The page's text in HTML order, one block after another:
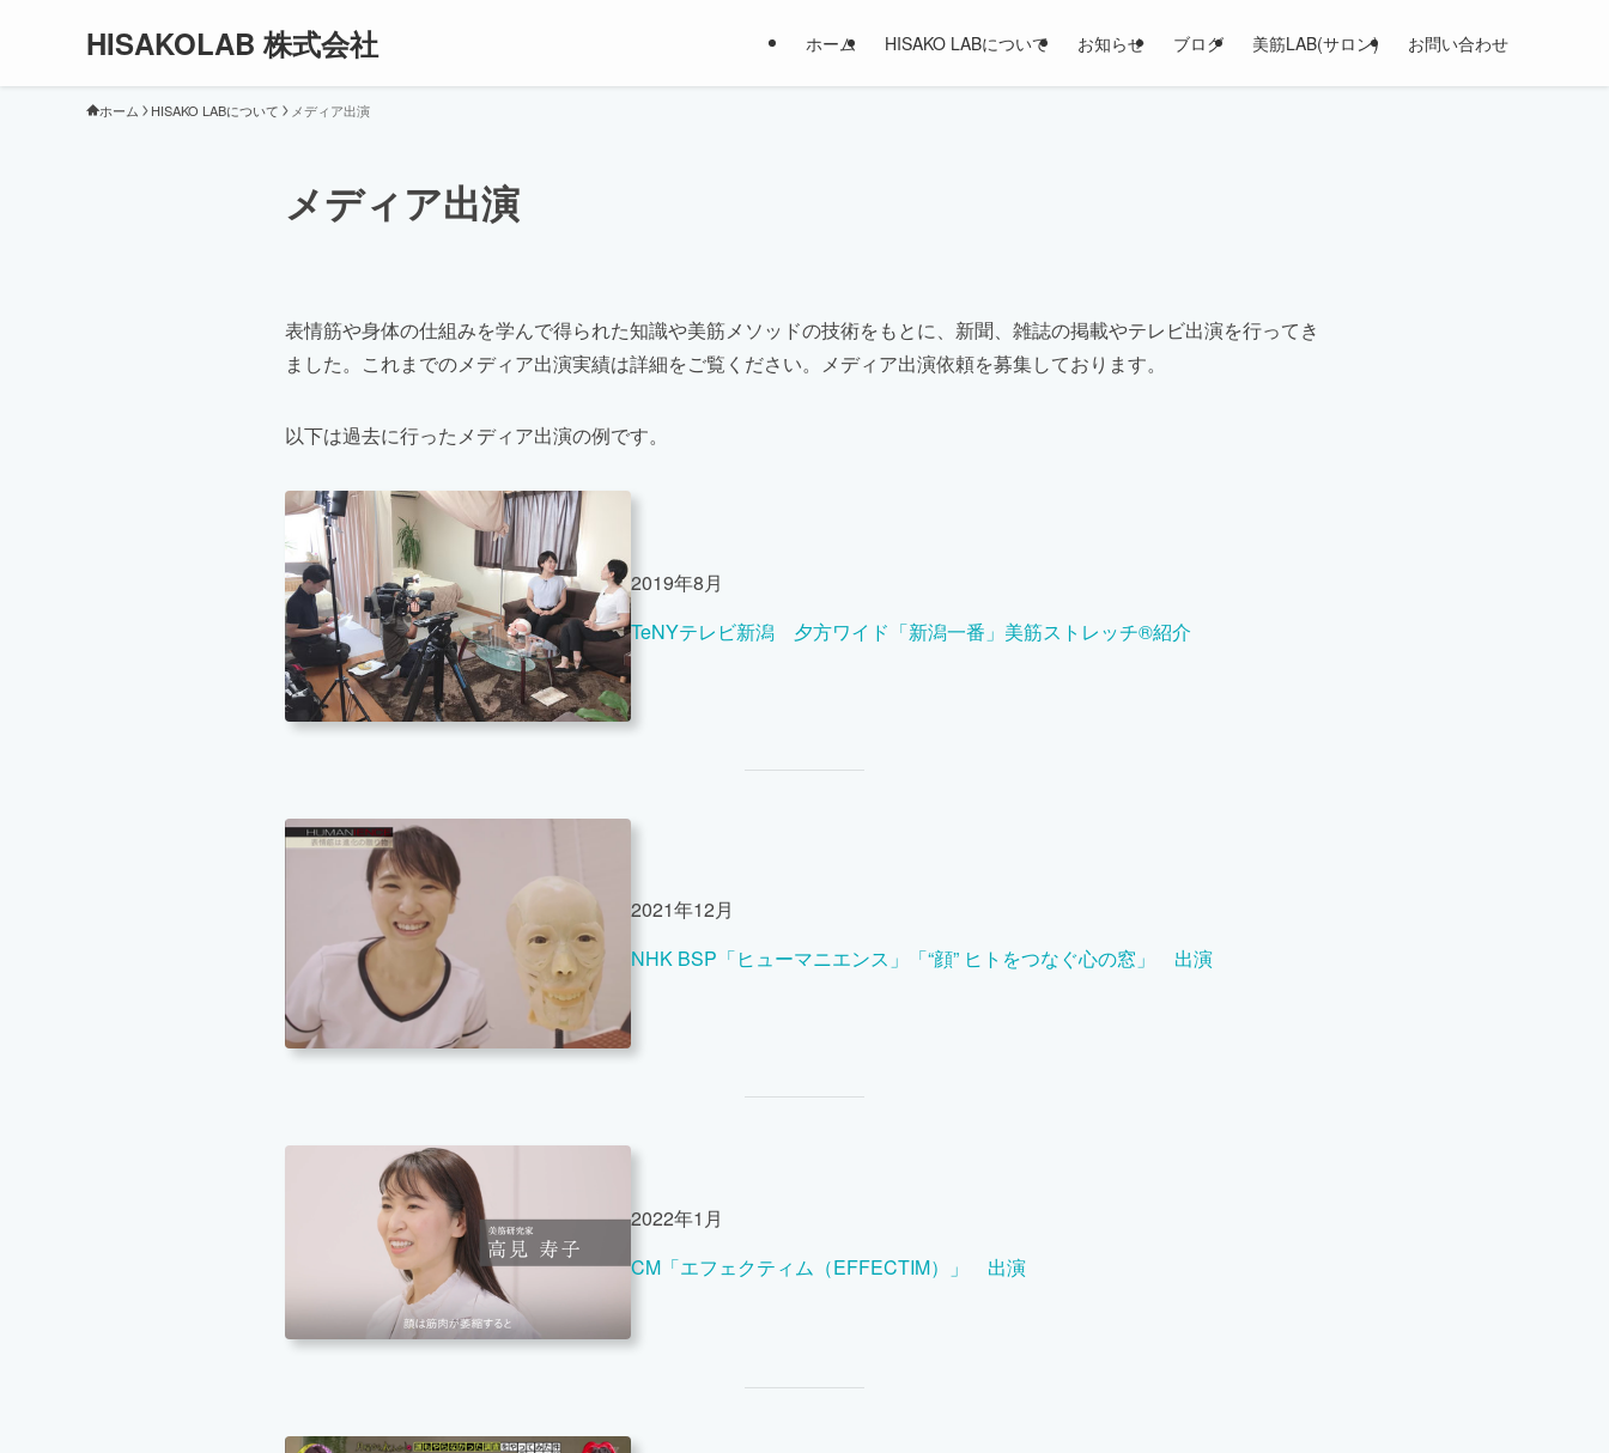
HISAKOLAB 株式会社 ホーム HISAKO LABについて お知らせ ブログ 美筋LAB(サロン) お問い合わせ
ホーム HISAKO LABについて メディア出演
メディア出演
表情筋や身体の仕組みを学んで得られた知識や美筋メソッドの技術をもとに、新聞、雑誌の掲載やテレビ出演を行ってき
ました。これまでのメディア出演実績は詳細をご覧ください。メディア出演依頼を募集しております。
以下は過去に行ったメディア出演の例です。
2019年8月
TeNYテレビ新潟 夕方ワイド「新潟一番」美筋ストレッチ®紹介
2021年12月
NHK BSP「ヒューマニエンス」「“顔” ヒトをつなぐ心の窓」 出演
2022年1月
CM「エフェクティム（EFFECTIM）」 出演